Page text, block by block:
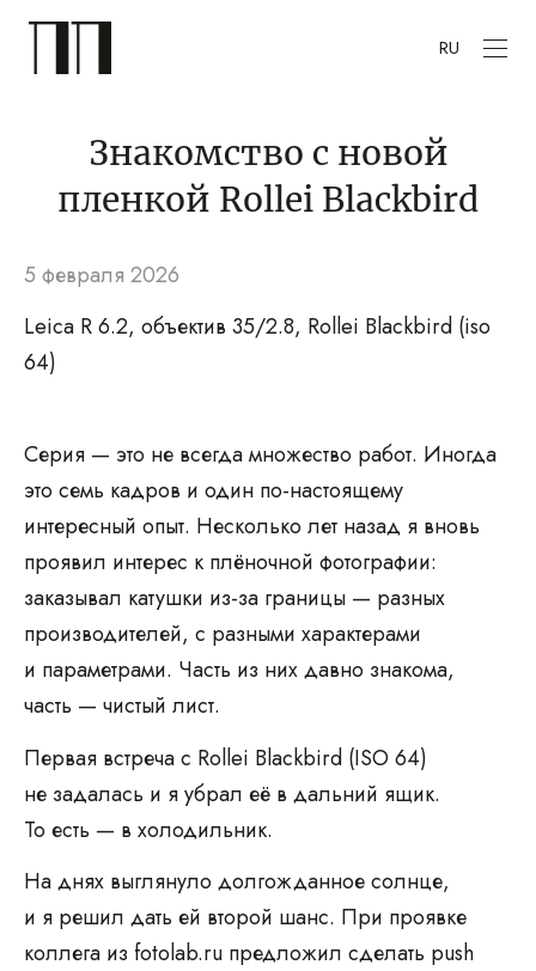
RU
Знакомство с новой
пленкой Rollei Blackbird
5 февраля 2026
Leica R 6.2, объектив 35/2.8, Rollei Blackbird (iso
64)
Серия — это не всегда множество работ. Иногда
это семь кадров и один по-настоящему
интересный опыт. Несколько лет назад я вновь
проявил интерес к плёночной фотографии:
заказывал катушки из-за границы — разных
производителей, с разными характерами
и параметрами. Часть из них давно знакома,
часть — чистый лист.
Первая встреча с Rollei Blackbird (ISO 64)
не задалась и я убрал её в дальний ящик.
То есть — в холодильник.
На днях выглянуло долгожданное солнце,
и я решил дать ей второй шанс. При проявке
коллега из fotolab.ru предложил сделать push